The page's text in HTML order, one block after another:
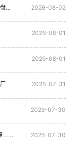
2026-08-02
2026-08-01
2026-08-01
2026-07-31
2026-07-30
钱 2026-07-30